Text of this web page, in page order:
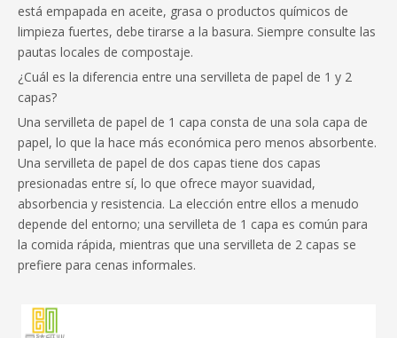
está empapada en aceite, grasa o productos químicos de
limpieza fuertes, debe tirarse a la basura. Siempre consulte las
pautas locales de compostaje.
¿Cuál es la diferencia entre una servilleta de papel de 1 y 2
capas?
Una servilleta de papel de 1 capa consta de una sola capa de
papel, lo que la hace más económica pero menos absorbente.
Una servilleta de papel de dos capas tiene dos capas
presionadas entre sí, lo que ofrece mayor suavidad,
absorbencia y resistencia. La elección entre ellos a menudo
depende del entorno; una servilleta de 1 capa es común para
la comida rápida, mientras que una servilleta de 2 capas se
prefiere para cenas informales.